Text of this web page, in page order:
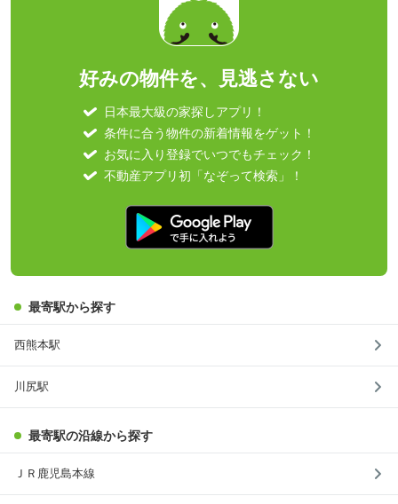
好みの物件を、見逃さない
日本最大級の家探しアプリ！
条件に合う物件の新着情報をゲット！
お気に入り登録でいつでもチェック！
不動産アプリ初「なぞって検索」！
最寄駅から探す
西熊本駅
川尻駅
最寄駅の沿線から探す
ＪＲ鹿児島本線